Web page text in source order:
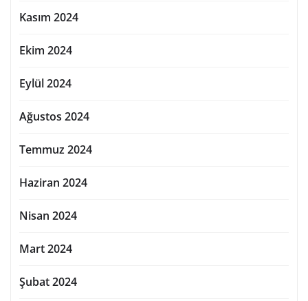
Kasım 2024
Ekim 2024
Eylül 2024
Ağustos 2024
Temmuz 2024
Haziran 2024
Nisan 2024
Mart 2024
Şubat 2024